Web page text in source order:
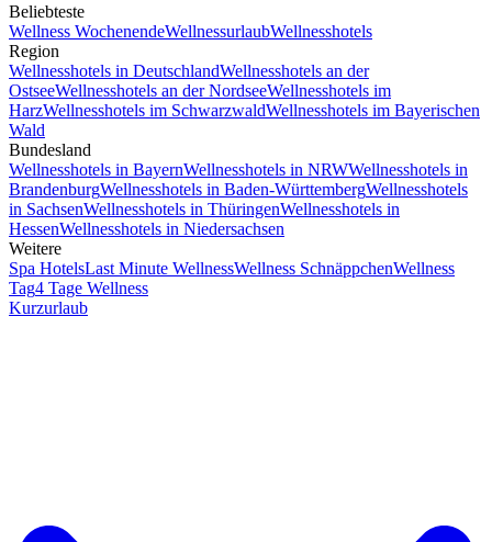
Beliebteste
Wellness WochenendeWellnessurlaubWellnesshotels
Region
Wellnesshotels in DeutschlandWellnesshotels an der
OstseeWellnesshotels an der NordseeWellnesshotels im
HarzWellnesshotels im SchwarzwaldWellnesshotels im Bayerischen
Wald
Bundesland
Wellnesshotels in BayernWellnesshotels in NRWWellnesshotels in
BrandenburgWellnesshotels in Baden-WürttembergWellnesshotels
in SachsenWellnesshotels in ThüringenWellnesshotels in
HessenWellnesshotels in Niedersachsen
Weitere
Spa HotelsLast Minute WellnessWellness SchnäppchenWellness
Tag4 Tage Wellness
Kurzurlaub